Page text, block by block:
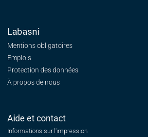
Labasni
Mentions obligatoires
Emplois
Protection des données
À propos de nous
Aide et contact
Informations sur l'impression